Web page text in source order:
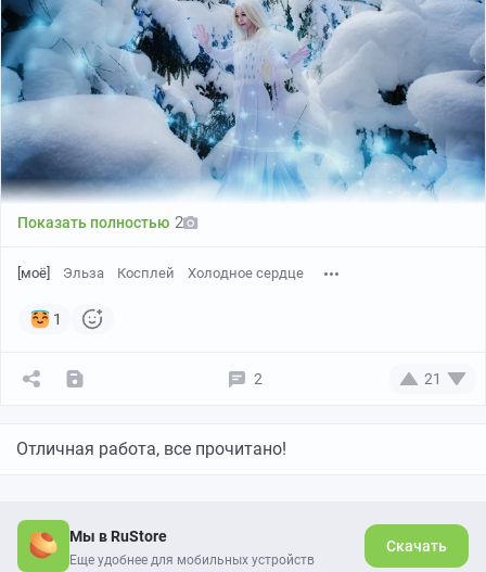
Показать полностью 2
[моё] Эльза Косплей Холодное сердце
1
2 21
Отличная работа, все прочитано!
Мы в RuStore
Еще удобнее для мобильных устройств
Скачать